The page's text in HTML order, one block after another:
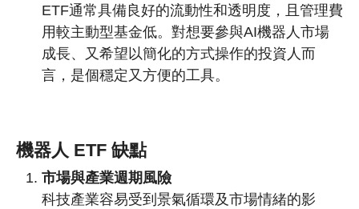
ETF通常具備良好的流動性和透明度，且管理費
用較主動型基金低。對想要參與AI機器人市場
成長、又希望以簡化的方式操作的投資人而
言，是個穩定又方便的工具。
機器人 ETF 缺點
市場與產業週期風險
科技產業容易受到景氣循環及市場情緒的影